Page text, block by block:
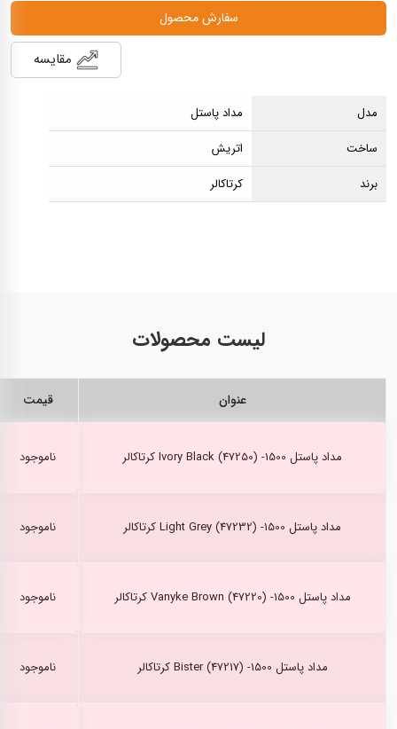
سفارش محصول
مقایسه
مدل
مداد پاستل
ساخت
اتریش
برند
کرتاکالر
لیست محصولات
عنوان قیمت
مداد پاستل Ivory Black (47250) -1500 کرتاکالر ناموجود
مداد پاستل Light Grey (47232) -1500 کرتاکالر ناموجود
مداد پاستل Vanyke Brown (47220) -1500 کرتاکالر ناموجود
مداد پاستل Bister (47217) -1500 کرتاکالر ناموجود